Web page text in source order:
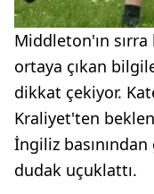
Middleton'ın sırra
ortaya çıkan
dikkat çekiyor.
Kraliyet'ten
İngiliz basınından
dudak uçuklattı.